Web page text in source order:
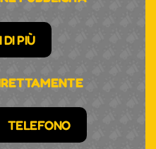
DI PIÙ
TELEFONO